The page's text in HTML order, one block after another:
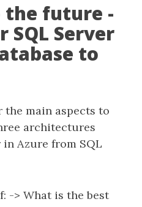
the future -
Server
to
the main aspects to
architectures
in Azure from SQL
-> What is the best